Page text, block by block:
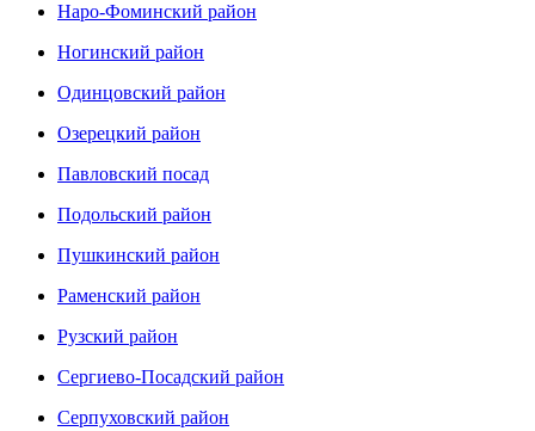
Наро-Фоминский район
Ногинский район
Одинцовский район
Озерецкий район
Павловский посад
Подольский район
Пушкинский район
Раменский район
Рузский район
Сергиево-Посадский район
Серпуховский район